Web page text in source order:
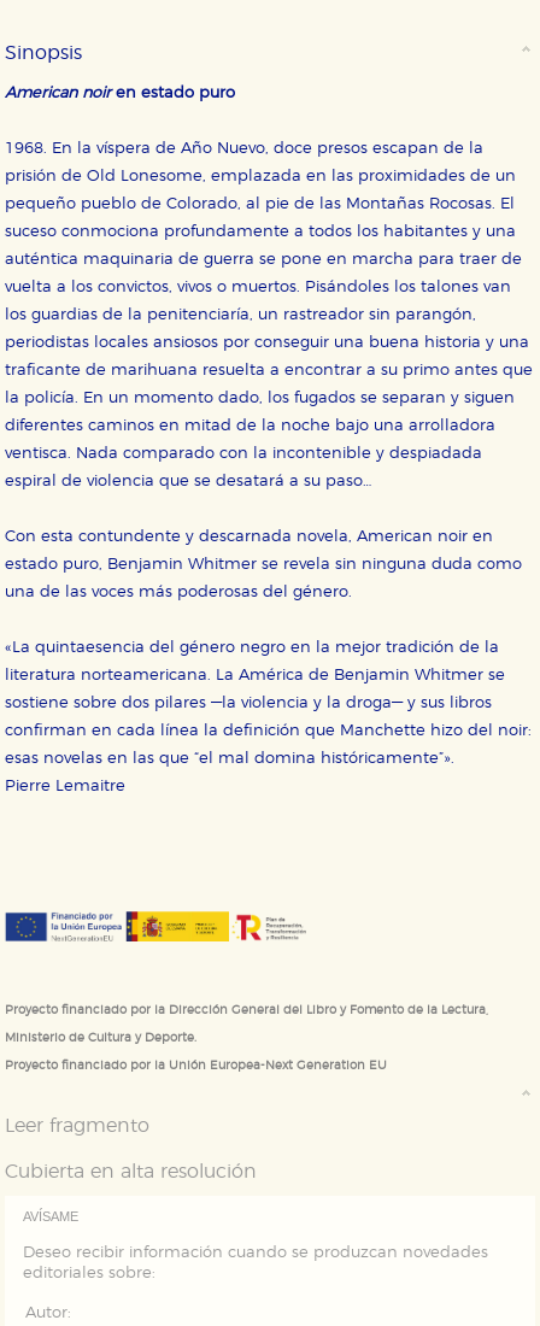
Sinopsis
American noiren estado puro
1968. En la víspera de Año Nuevo, doce presos escapan de la
prisión de Old Lonesome, emplazada en las proximidades de un
pequeño pueblo de Colorado, al pie de las Montañas Rocosas. El
suceso conmociona profundamente a todos los habitantes y una
auténtica maquinaria de guerra se pone en marcha para traer de
vuelta a los convictos, vivos o muertos. Pisándoles los talones van
los guardias de la penitenciaría, un rastreador sin parangón,
periodistas locales ansiosos por conseguir una buena historia y una
traficante de marihuana resuelta a encontrar a su primo antes que
la policía. En un momento dado, los fugados se separan y siguen
diferentes caminos en mitad de la noche bajo una arrolladora
ventisca. Nada comparado con la incontenible y despiadada
espiral de violencia que se desatará a su paso…
Con esta contundente y descarnada novela, American noir en
estado puro, Benjamin Whitmer se revela sin ninguna duda como
una de las voces más poderosas del género.
«La quintaesencia del género negro en la mejor tradición de la
literatura norteamericana. La América de Benjamin Whitmer se
sostiene sobre dos pilares —la violencia y la droga— y sus libros
confirman en cada línea la definición que Manchette hizo del noir:
esas novelas en las que “el mal domina históricamente”».
Pierre Lemaitre
Proyecto financiado por la Dirección General del Libro y Fomento de la Lectura,
Ministerio de Cultura y Deporte.
Proyecto financiado por la Unión Europea-Next Generation EU
Leer fragmento
Cubierta en alta resolución
AVÍSAME
Deseo recibir información cuando se produzcan novedades
editoriales sobre:
Autor:
Cookies necesarias
Estas cookies son necesarias para que nuestro sitio
navegador, pero en ese caso es posible que algunas
correctamente.
Cookies de rendimiento y analíticas
de navegación y optimizar el funcionamiento de
nuestro sitio web. Almacenan configuraciones de
servicios para que no tenga que reconfigurarlos cada
vez que nos visita. La información es agregada y, por lo
tanto, es anónima.
Cookies de publicidad y redes sociales
Estas cookies son gestionadas por nuestros socios
GUARDAR CONFIGURACIÓN
Puede consultar nuestra